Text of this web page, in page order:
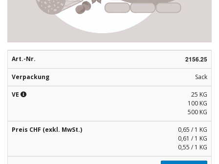
Anwendungsrezepturen
Kataloge
Art.-Nr. 2156.25
Verpackung Sack
VE
25 KG
100 KG
500 KG
Preis CHF (exkl. MwSt.)
0,65 / 1 KG
0,61 / 1 KG
0,55 / 1 KG